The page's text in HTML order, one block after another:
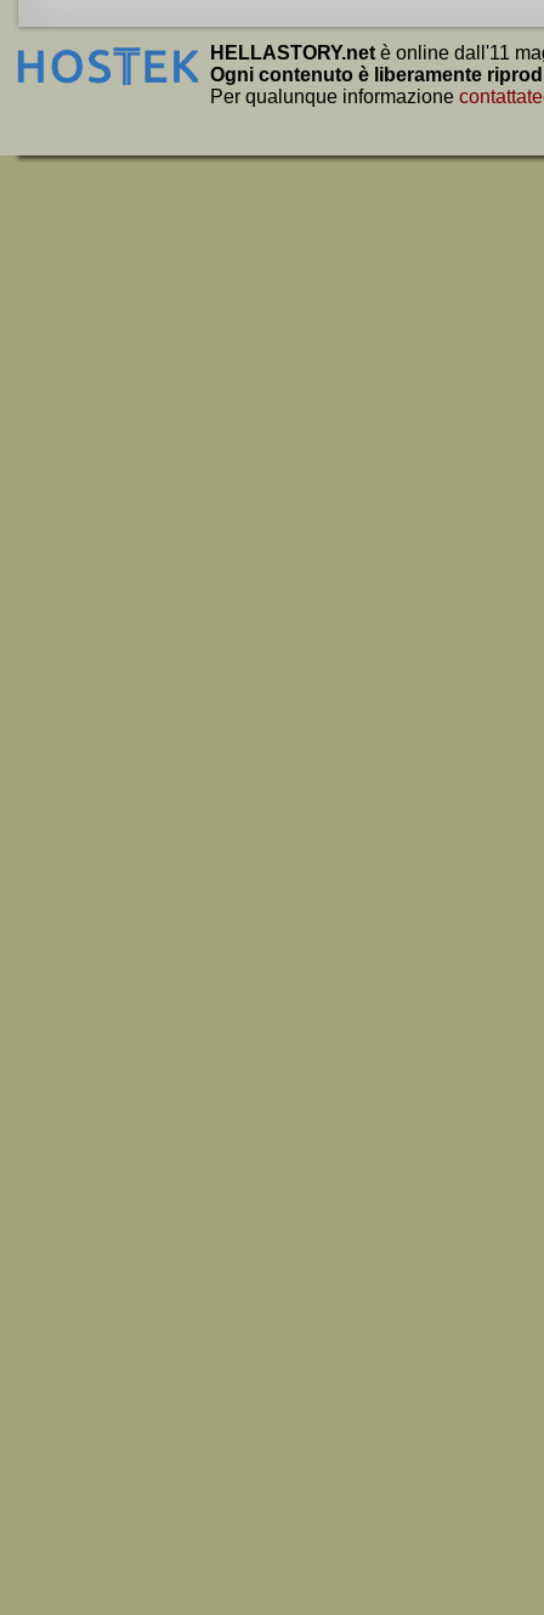
HELLASTORY.net è online dall'11
Ogni contenuto è liberamente
Per qualunque informazione